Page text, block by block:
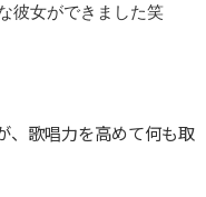
彼女ができました笑
、歌唱力を高めて何も取